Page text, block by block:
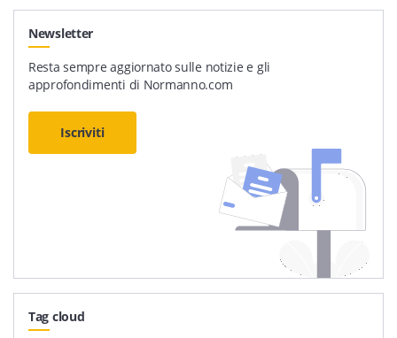
Newsletter
Resta sempre aggiornato sulle notizie e gli
approfondimenti di Normanno.com
Iscriviti
Tag cloud